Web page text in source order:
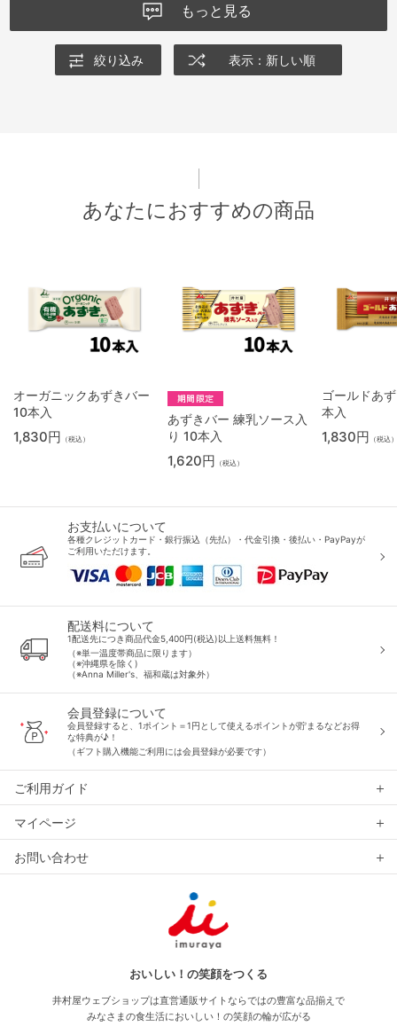
もっと見る
絞り込み 表示：新しい順
あなたにおすすめの商品
オーガニックあずきバー
10本入
1,830円 （税込）
あずきバー 練乳ソース入
り 10本入
1,620円 （税込）
ゴールドあ
本入
1,830円 （税込）
お支払いについて
各種クレジットカード・銀行振込（先払）・代金引換・後払い・PayPayが
ご利用いただけます。
配送料について
1配送先につき商品代金5,400円(税込)以上送料無料！
（※単一温度帯商品に限ります）
（※沖縄県を除く)
（※Anna Miller's、福和蔵は対象外）
会員登録について
会員登録すると、1ポイント＝1円として使えるポイントが貯まるなどお得
な特典が♪！
（ギフト購入機能ご利用には会員登録が必要です）
ご利用ガイド
マイページ
お問い合わせ
おいしい！の笑顔をつくる
井村屋ウェブショップは直営通販サイトならではの豊富な品揃えで
みなさまの食生活においしい！の笑顔の輪が広がる